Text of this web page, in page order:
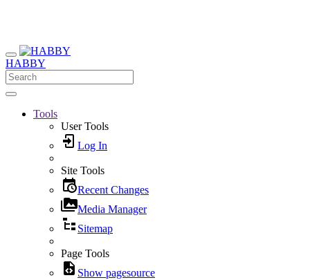
HABBY
Tools
User Tools
Log In
Site Tools
Recent Changes
Media Manager
Sitemap
Page Tools
Show pagesource